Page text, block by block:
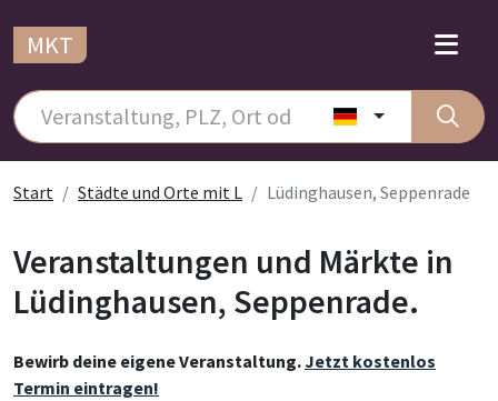
MKT
Start Städte und Orte mit L Lüdinghausen, Seppenrade
Veranstaltungen und Märkte in
Lüdinghausen, Seppenrade.
Bewirb deine eigene Veranstaltung.Jetzt kostenlos
Termin eintragen!